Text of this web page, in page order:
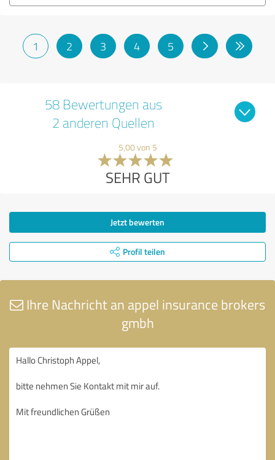
1 2 3 4 5
58 Bewertungen aus
2 anderen Quellen
5,00 von 5
SEHR GUT
Jetzt bewerten
Profil teilen
Ihre Nachricht an appel insurance brokers
gmbh